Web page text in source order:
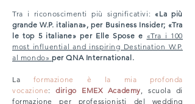
Tra i riconoscimenti più significativi: «La più
grande W.P. italiana», per Business Insider; «Tra
le top 5 italiane» per Elle Spose e «Tra i 100
most influential and inspiring Destination W.P.
al mondo» per QNA International.
La formazione è la mia profonda
vocazione:dirigo EMEX Academy, scuola di
formazione per professionisti del wedding